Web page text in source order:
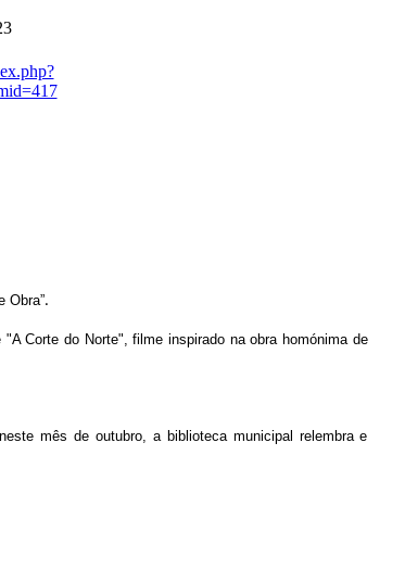
Obra”.
Corte do Norte", filme inspirado na obra homónima de
mês de outubro, a biblioteca municipal relembra e